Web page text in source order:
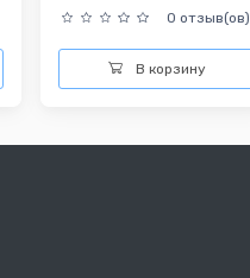
0 отзыв(ов)
В корзину